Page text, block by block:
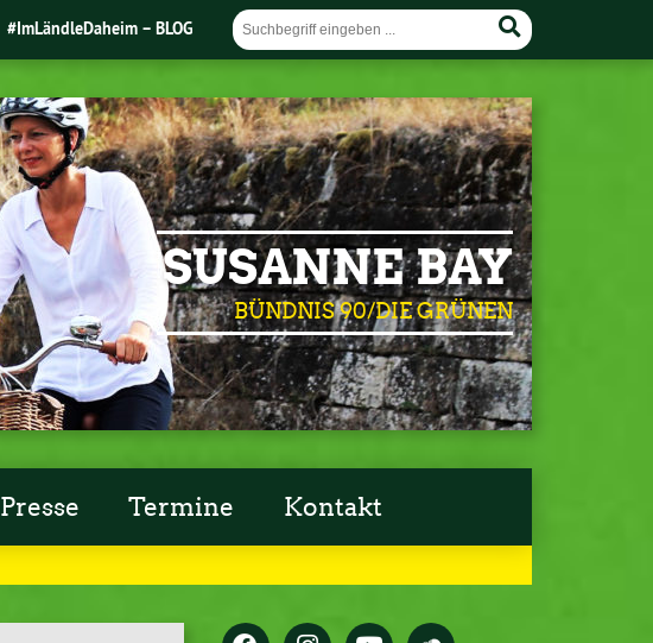
#ImLändleDaheim – BLOG
SUSANNE BAY
BÜNDNIS 90/DIE GRÜNEN
Presse Termine Kontakt